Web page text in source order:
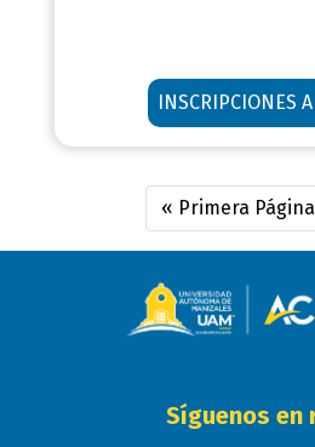
INSCRIPCIONES
« Primera Página
Síguenos en